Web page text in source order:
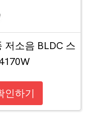
저소음 BLDC 스
인하기